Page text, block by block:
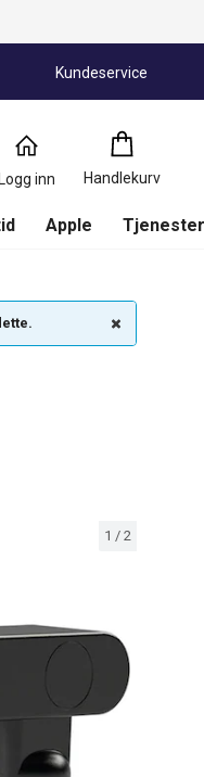
Kundeservice
Logg inn Handlekurv
Handlekurv
0
Produkter
Apple
1 / 2